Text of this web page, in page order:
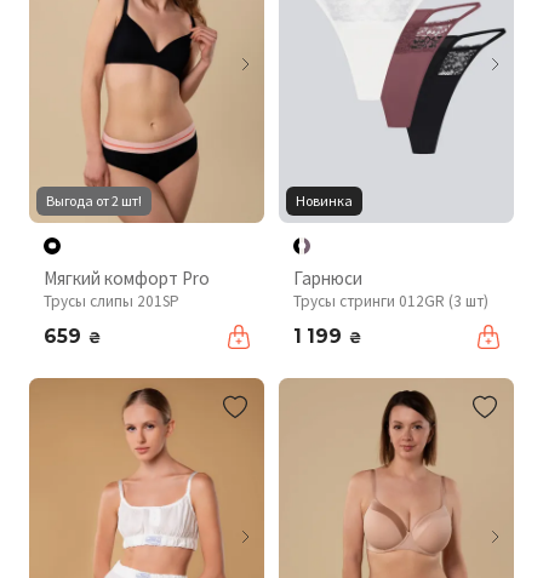
Выгода от 2 шт!
Мягкий комфорт Pro
Трусы слипы 201SP
659 ₴
Новинка
Гарнюси
Трусы стринги 012GR (3 шт)
1 199 ₴